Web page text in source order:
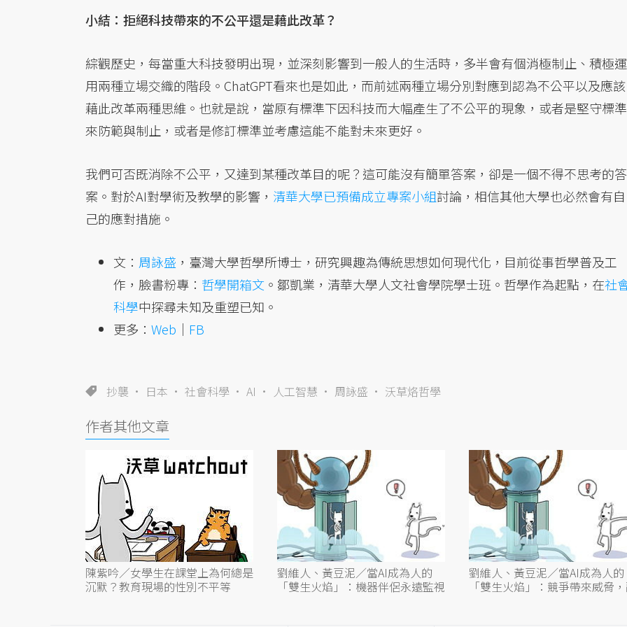
小結：拒絕科技帶來的不公平還是藉此改革？
綜觀歷史，每當重大科技發明出現，並深刻影響到一般人的生活時，多半會有個消極制止、積極運
用兩種立場交織的階段。ChatGPT看來也是如此，而前述兩種立場分別對應到認為不公平以及應該
藉此改革兩種思維。也就是說，當原有標準下因科技而大幅產生了不公平的現象，或者是堅守標準
來防範與制止，或者是修訂標準並考慮這能不能對未來更好。
我們可否既消除不公平，又達到某種改革目的呢？這可能沒有簡單答案，卻是一個不得不思考的答
案。對於AI對學術及教學的影響， 清華大學已預備成立專案小組討論，相信其他大學也必然會有自
己的應對措施。
文： 周詠盛 ，臺灣大學哲學所博士，研究興趣為傳統思想如何現代化，目前從事哲學普及工
作，臉書粉專： 哲學開箱文 。鄒凱業，清華大學人文社會學院學士班。哲學作為起點，在社
科學中探尋未知及重塑已知。
更多： Web ｜ FB
抄襲 日本 社會科學 AI 人工智慧 周詠盛 沃草烙哲學
作者其他文章
陳紫吟／女學生在課堂上為何總是
沉默？教育現場的性別不平等
劉維人、黃豆泥／當AI成為人的
「雙生火焰」：機器伴侶永遠監視
劉維人、黃豆泥／當AI成為人的
「雙生火焰」：競爭帶來威脅